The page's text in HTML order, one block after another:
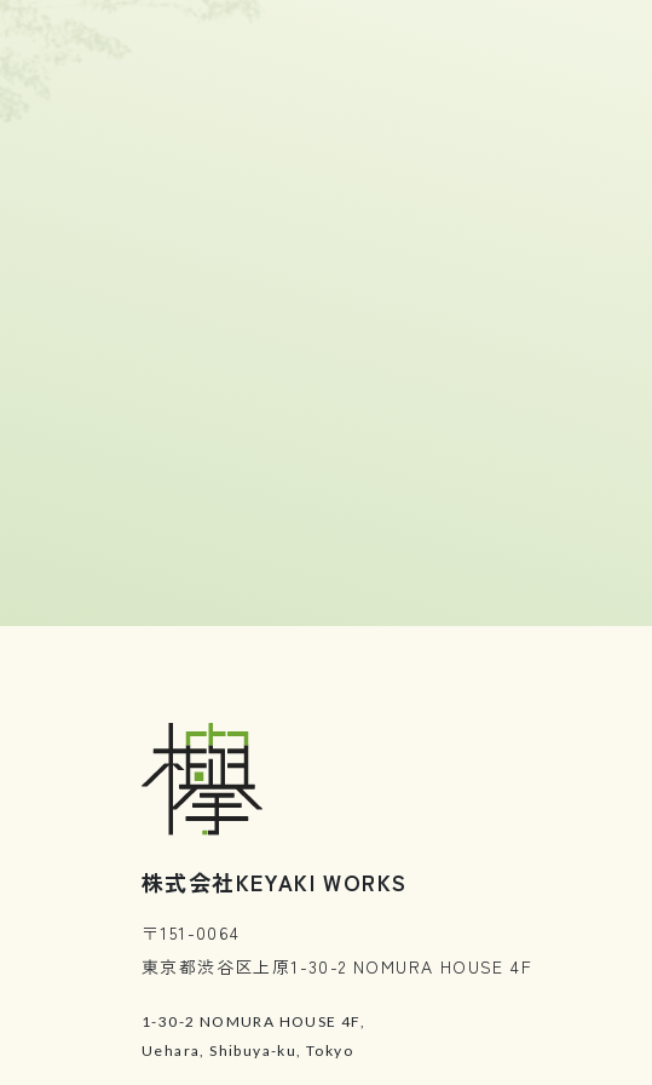
株式会社KEYAKI WORKS
〒151-0064
東京都渋谷区上原1-30-2 NOMURA HOUSE 4F
1-30-2 NOMURA HOUSE 4F,
Uehara, Shibuya-ku, Tokyo